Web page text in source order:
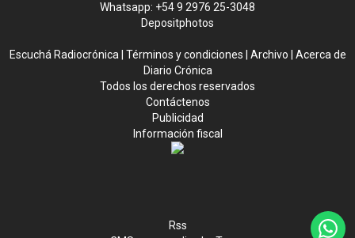
Whatsapp: +54 9 2976 25-3048
Depositphotos
Escuchá Radiocrónica Términos y condiciones Archivo
Acerca de
Diario Crónica
Todos los derechos reservados
Contáctenos
Publicidad
Información fiscal
Rss